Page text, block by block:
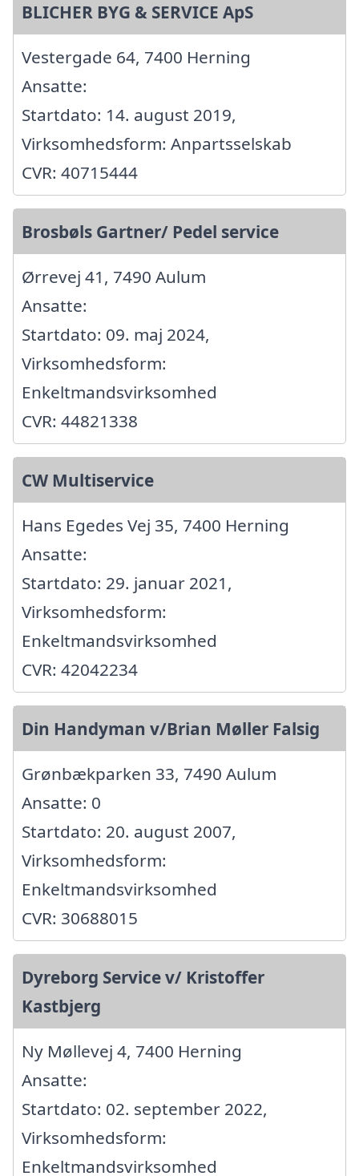
BLICHER BYG & SERVICE ApS
Vestergade 64, 7400 Herning
Ansatte:
Startdato: 14. august 2019,
Virksomhedsform: Anpartsselskab
CVR: 40715444
Brosbøls Gartner/ Pedel service
Ørrevej 41, 7490 Aulum
Ansatte:
Startdato: 09. maj 2024,
Virksomhedsform:
Enkeltmandsvirksomhed
CVR: 44821338
CW Multiservice
Hans Egedes Vej 35, 7400 Herning
Ansatte:
Startdato: 29. januar 2021,
Virksomhedsform:
Enkeltmandsvirksomhed
CVR: 42042234
Din Handyman v/Brian Møller Falsig
Grønbækparken 33, 7490 Aulum
Ansatte: 0
Startdato: 20. august 2007,
Virksomhedsform:
Enkeltmandsvirksomhed
CVR: 30688015
Dyreborg Service v/ Kristoffer
Kastbjerg
Ny Møllevej 4, 7400 Herning
Ansatte:
Startdato: 02. september 2022,
Virksomhedsform:
Enkeltmandsvirksomhed